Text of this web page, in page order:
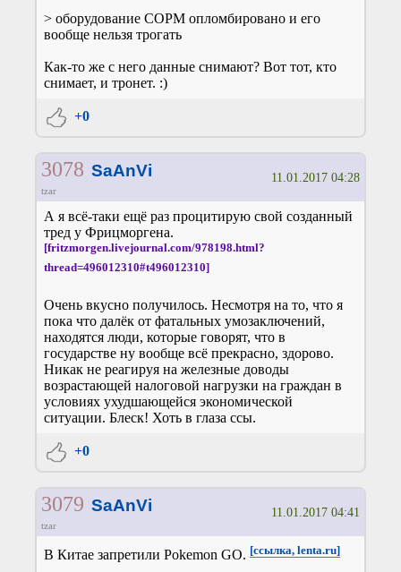
> оборудование СОРМ опломбировано и его
вообще нельзя трогать
Как-то же с него данные снимают? Вот тот, кто
снимает, и тронет. :)
+0
3078 SaAnVi
tzar
11.01.2017 04:28
А я всё-таки ещё раз процитирую свой созданный
тред у Фрицморгена.
[fritzmorgen.livejournal.com/978198.html?
thread=496012310#t496012310]
Очень вкусно получилось. Несмотря на то, что я
пока что далёк от фатальных умозаключений,
находятся люди, которые говорят, что в
государстве ну вообще всё прекрасно, здорово.
Никак не реагируя на железные доводы
возрастающей налоговой нагрузки на граждан в
условиях ухудшающейся экономической
ситуации. Блеск! Хоть в глаза ссы.
+0
3079 SaAnVi
tzar
11.01.2017 04:41
В Китае запретили Pokemon GO. [ссылка, lenta.ru]